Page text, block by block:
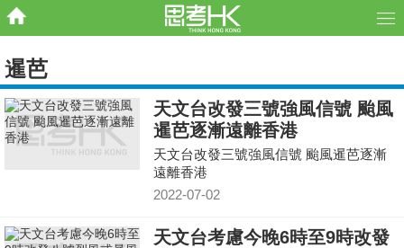
暹芭
天文台改發三號強風信號 颱風
暹芭逐漸遠離香港
天文台改發三號強風信號 颱風暹芭逐漸
遠離香港
2022-07-02
天文台考慮今晚6時至9時改發